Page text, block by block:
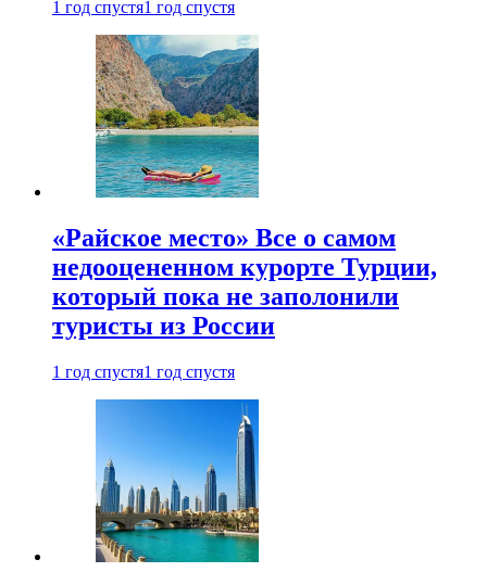
1 год спустя1 год спустя
«Райское место» Все о самом
недооцененном курорте Турции,
который пока не заполонили
туристы из России
1 год спустя1 год спустя